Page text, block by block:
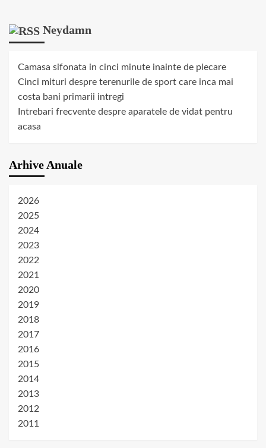
Neydamn
Camasa sifonata in cinci minute inainte de plecare
Cinci mituri despre terenurile de sport care inca mai
costa bani primarii intregi
Intrebari frecvente despre aparatele de vidat pentru
acasa
Arhive Anuale
2026
2025
2024
2023
2022
2021
2020
2019
2018
2017
2016
2015
2014
2013
2012
2011